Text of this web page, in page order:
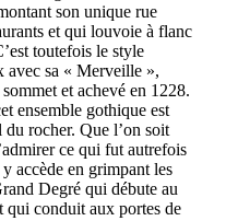
son unique rue
et qui louvoie à flanc
toutefois le style
avec sa « Merveille »,
et achevé en 1228.
ensemble gothique est
du rocher. Que l’on soit
ce qui fut autrefois
accède en grimpant les
Degré qui débute au
qui conduit aux portes de